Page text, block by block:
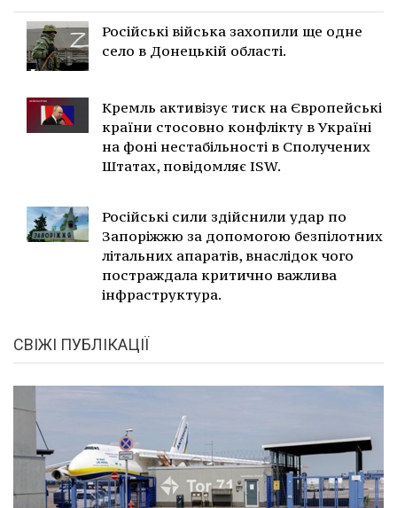
Російські війська захопили ще одне
село в Донецькій області.
Кремль активізує тиск на Європейські
країни стосовно конфлікту в Україні
на фоні нестабільності в Сполучених
Штатах, повідомляє ISW.
Російські сили здійснили удар по
Запоріжжю за допомогою безпілотних
літальних апаратів, внаслідок чого
постраждала критично важлива
інфраструктура.
СВІЖІ ПУБЛІКАЦІЇ